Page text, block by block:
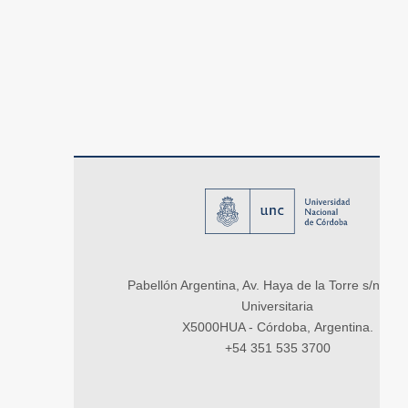
Pabellón Argentina, Av. Haya de la Torre s/n,
Universitaria
X5000HUA - Córdoba, Argentina.
+54 351 535 3700